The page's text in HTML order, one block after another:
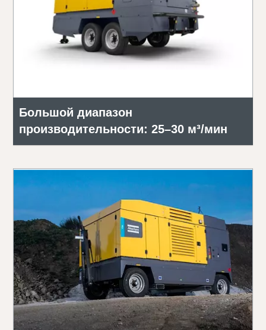
Большой диапазон
производительности: 25–30 м³/мин